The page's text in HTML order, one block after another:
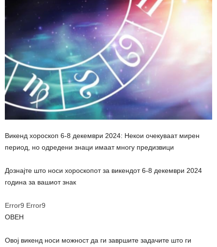
Викенд хороскоп 6-8 декември 2024: Некои очекуваат мирен
период, но одредени знаци имаат многу предизвици
Дознајте што носи хороскопот за викендот 6-8 декември 2024
година за вашиот знак
Error9 Error9
ОВЕН
Овој викенд носи можност да ги завршите задачите што ги